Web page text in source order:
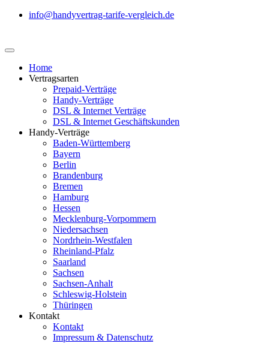
info@handyvertrag-tarife-vergleich.de
Home
Vertragsarten
Prepaid-Verträge
Handy-Verträge
DSL & Internet Verträge
DSL & Internet Geschäftskunden
Handy-Verträge
Baden-Württemberg
Bayern
Berlin
Brandenburg
Bremen
Hamburg
Hessen
Mecklenburg-Vorpommern
Niedersachsen
Nordrhein-Westfalen
Rheinland-Pfalz
Saarland
Sachsen
Sachsen-Anhalt
Schleswig-Holstein
Thüringen
Kontakt
Kontakt
Impressum & Datenschutz